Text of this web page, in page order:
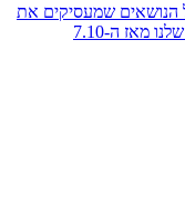
הנושאים שמעסיקים את
מאז ה-7.10